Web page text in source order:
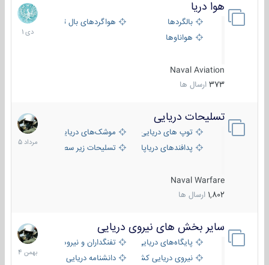
هوا دریا
بالگردها
هواگردهای بال ثابت
هواناوها
Naval Aviation
373 ارسال ها
12
دی
1401
تسلیحات دریایی
توپ های دریایی
موشک‌های دریایی
پدافندهای دریاپایه
تسلیحات زیر سطحی
Naval Warfare
1,802 ارسال ها
2
مرداد
1405
سایر بخش های نیروی دریایی
پایگاه‌های دریایی
تفنگداران و نیروهای ویژه‌ی دریایی
نیروی دریایی کشورهای مختلفدانشنامه دریایی
22
بهمن
1404